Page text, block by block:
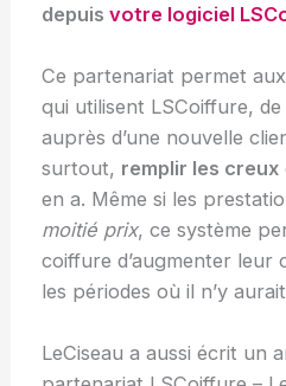
depuisvotre logiciel
Ce partenariat permet
qui utilisent LSCoiffure,
auprès d’une nouvelle
surtout, remplir les creux
en a. Même si les
moitié prix, ce système
coiffure d’augmenter leur
les périodes où il n’y
LeCiseau a aussi écrit un